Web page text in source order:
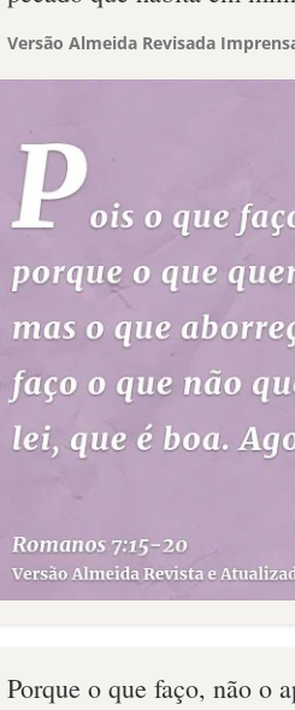
Versão Almeida Revisada
Porque o que faço, não o